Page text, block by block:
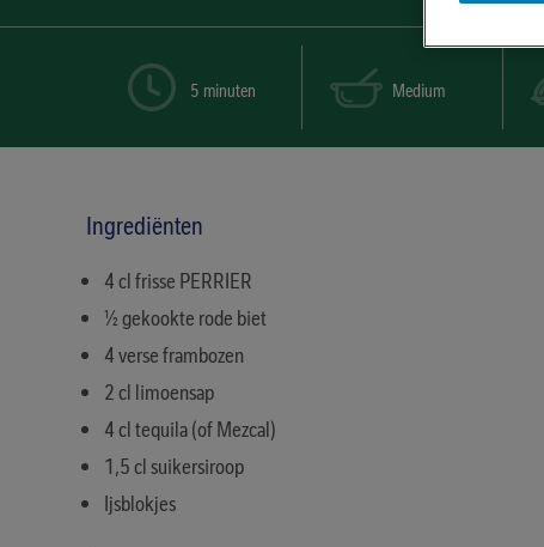
5 minuten Medium
Ingrediënten
4 cl frisse PERRIER
½ gekookte rode biet
4 verse frambozen
2 cl limoensap
4 cl tequila (of Mezcal)
1,5 cl suikersiroop
Ijsblokjes